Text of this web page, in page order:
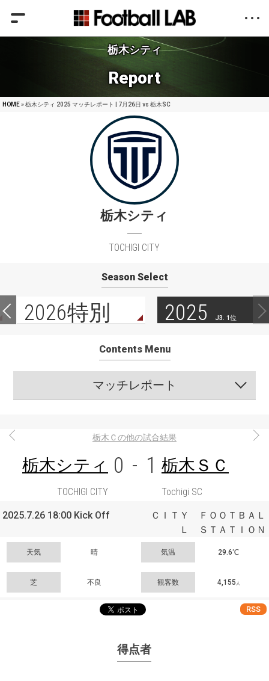
栃木シティ
Report
HOME» 栃木シティ 2025 マッチレポート | 7月26日 vs 栃木SC
栃木シティ
TOCHIGI CITY
Season Select
2026特別 2025 J3. 1位
Contents Menu
マッチレポート
栃木Ｃの他の試合結果
栃木シティ 0 - 1 栃木ＳＣ
TOCHIGI CITY Tochigi SC
2025.7.26 18:00 Kick Off
ＣＩＴＹ ＦＯＯＴＢＡＬ
Ｌ ＳＴＡＴＩＯＮ
天気 晴 気温 29.6℃
芝 不良 観客数 4,155 人
RSS
得点者